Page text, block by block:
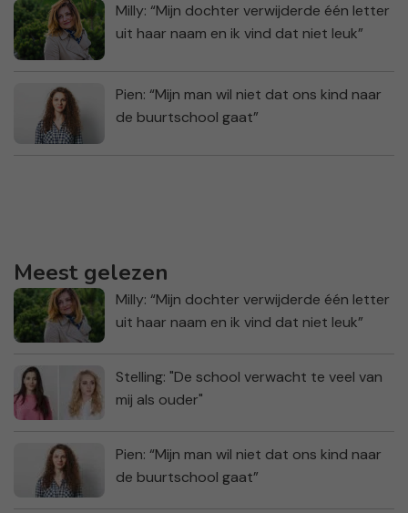
Milly: “Mijn dochter verwijderde één letter
uit haar naam en ik vind dat niet leuk”
Pien: “Mijn man wil niet dat ons kind naar
de buurtschool gaat”
Meest gelezen
Milly: “Mijn dochter verwijderde één letter
uit haar naam en ik vind dat niet leuk”
Stelling: "De school verwacht te veel van
mij als ouder"
Pien: “Mijn man wil niet dat ons kind naar
de buurtschool gaat”